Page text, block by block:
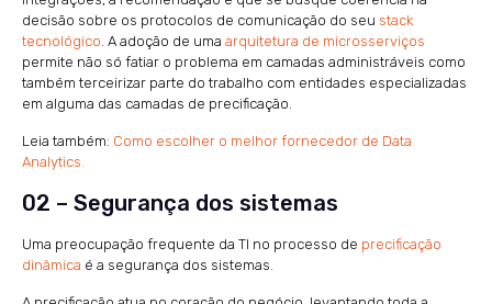
decisão sobre os protocolos de comunicação do seu stack
tecnológico . A adoção de uma arquitetura de microsserviços
permite não só fatiar o problema em camadas administráveis como
também terceirizar parte do trabalho com entidades especializadas
em alguma das camadas de precificação.
Leia também: Como escolher o melhor fornecedor de Data
Analytics.
02 – Segurança dos sistemas
Uma preocupação frequente da TI no processo de precificação
dinâmica é a segurança dos sistemas.